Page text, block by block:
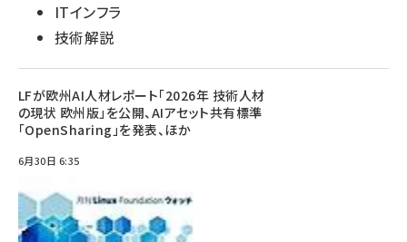
ITインフラ
技術解説
LFが欧州AI人材レポート「2026年 技術人材
の現状 欧州版」を公開、AIアセット共有標準
「OpenSharing」を発表、ほか
6月30日 6:35